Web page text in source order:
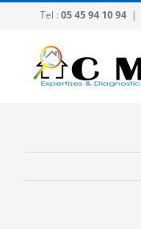
contenu
Tel : 05 45 94 10 94 |